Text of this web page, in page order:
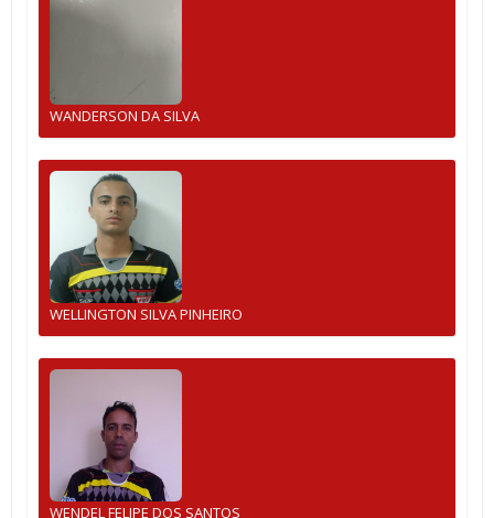
WANDERSON DA SILVA
WELLINGTON SILVA PINHEIRO
WENDEL FELIPE DOS SANTOS